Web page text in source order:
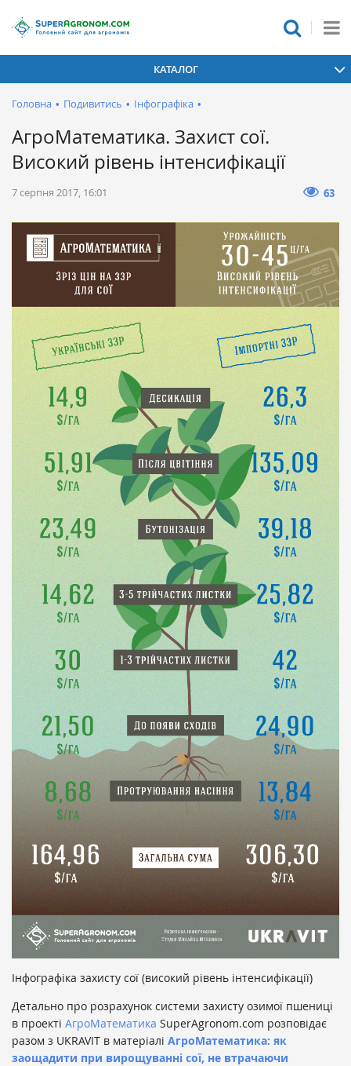
КАТАЛОГ
Головна • Подивитись • Інфографіка •
АгроМатематика. Захист сої.
Високий рівень інтенсифікації
7 серпня 2017, 16:01 63
Інфографіка захисту сої (високий рівень інтенсифікації)
Детально про розрахунок системи захисту озимої пшениці
в проекті АгроМатематика SuperAgronom.com розповідає
разом з UKRAVIT в матеріалі АгроМатематика: як
заощадити при вирощуванні сої, не втрачаючи